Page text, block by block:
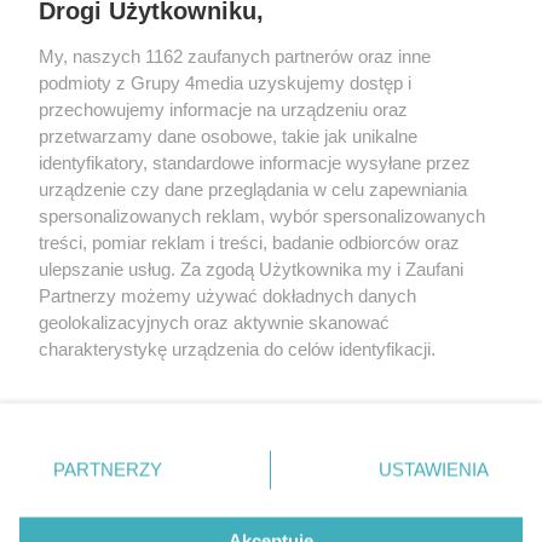
Redakcja Reklama Prywatność
Praca Łódź
the:protocol
Facebook.com
Youtube.com
Drogi Użytkowniku,
My, naszych 1162 zaufanych partnerów oraz inne
podmioty z Grupy 4media uzyskujemy dostęp i
przechowujemy informacje na urządzeniu oraz
przetwarzamy dane osobowe, takie jak unikalne
identyfikatory, standardowe informacje wysyłane przez
urządzenie czy dane przeglądania w celu zapewniania
spersonalizowanych reklam, wybór spersonalizowanych
treści, pomiar reklam i treści, badanie odbiorców oraz
ulepszanie usług. Za zgodą Użytkownika my i Zaufani
Partnerzy możemy używać dokładnych danych
geolokalizacyjnych oraz aktywnie skanować
charakterystykę urządzenia do celów identyfikacji.
zmienić/wycofać klikając przycisk ustawień prywatności
znajdujący się w lewym dolnym rogu strony
. Niektóre
użytkownika, ale masz prawo sprzeciwić się takiemu
PARTNERZY USTAWIENIA